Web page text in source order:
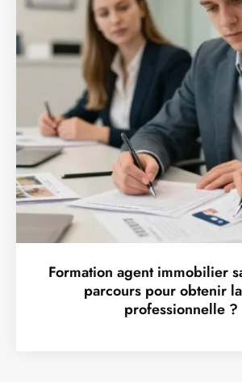
Formation agent immobilier
parcours pour obtenir
professionnelle ?